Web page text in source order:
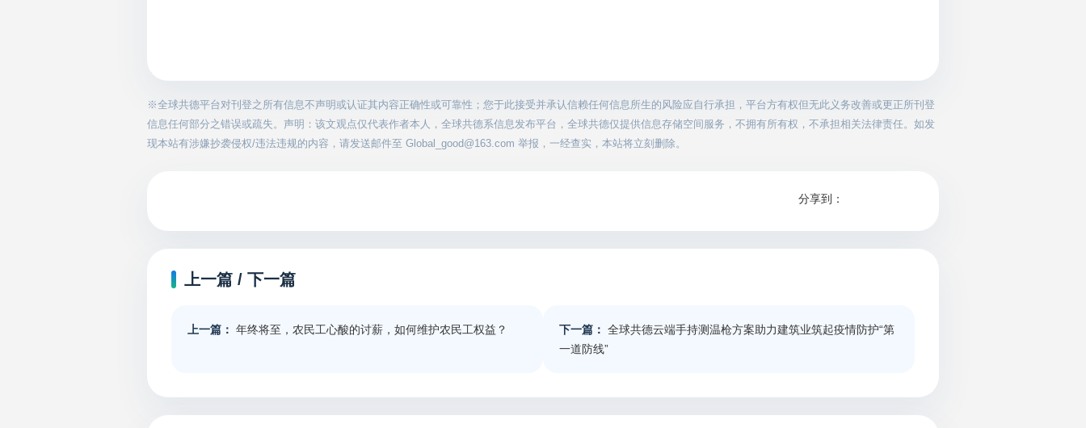
※全球共德平台对刊登之所有信息不声明或认证其内容正确性或可靠性；您于此接受并承认信赖任何信息所生的风险应自行承担，平台方有权但无此义务改善或更正所刊登
信息任何部分之错误或疏失。声明：该文观点仅代表作者本人，全球共德系信息发布平台，全球共德仅提供信息存储空间服务，不拥有所有权，不承担相关法律责任。如发
现本站有涉嫌抄袭侵权/违法违规的内容，请发送邮件至 Global_good@163.com 举报，一经查实，本站将立刻删除。
分享到：
上一篇 / 下一篇
上一篇： 年终将至，农民工心酸的讨薪，如何维护农民工权益？ 下一篇： 全球共德云端手持测温枪方案助力建筑业筑起疫情防护“第
一道防线”